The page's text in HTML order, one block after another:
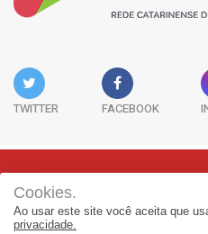
TWITTER FACEBOOK
Rua Adolfo Melo, 38 - Sala 902 -
Cookies.
Ao usar este site você aceita que
privacidade.